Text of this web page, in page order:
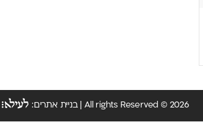
All rights Reserved © 2026 | בניית אתרים: